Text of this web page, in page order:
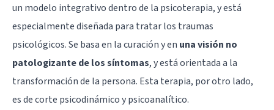
un modelo integrativo dentro de la psicoterapia, y está
especialmente diseñada para tratar los traumas
psicológicos. Se basa en la curación y en una visión no
patologizante de los síntomas, y está orientada a la
transformación de la persona. Esta terapia, por otro lado,
es de corte psicodinámico y psicoanalítico.